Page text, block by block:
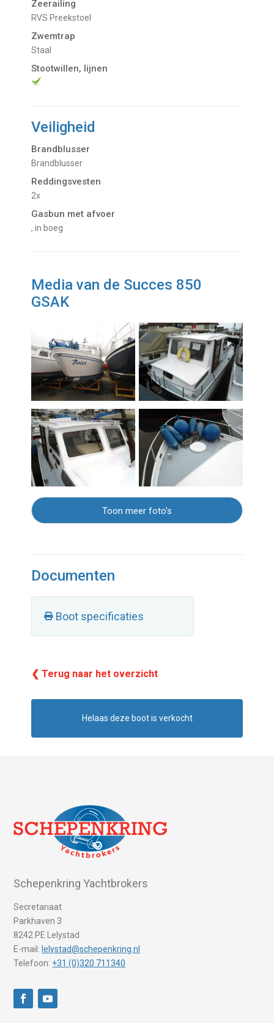
Zeerailing
RVS Preekstoel
Zwemtrap
Staal
Stootwillen, lijnen
Veiligheid
Brandblusser
Brandblusser
Reddingsvesten
2x
Gasbun met afvoer
, in boeg
Media van de Succes 850
GSAK
Toon meer foto's
Documenten
Boot specificaties
❮ Terug naar het overzicht
Helaas deze boot is verkocht
Schepenkring Yachtbrokers
Secretariaat
Parkhaven 3
8242 PE Lelystad
E-mail: lelystad@schepenkring.nl
Telefoon: +31 (0)320 711340